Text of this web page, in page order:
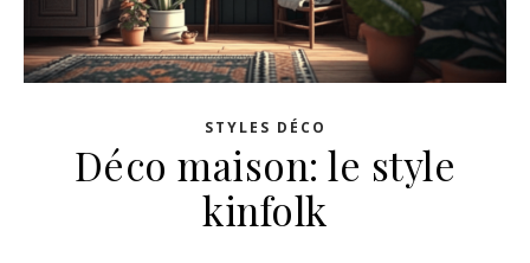
STYLES DÉCO
Déco maison: le style
kinfolk